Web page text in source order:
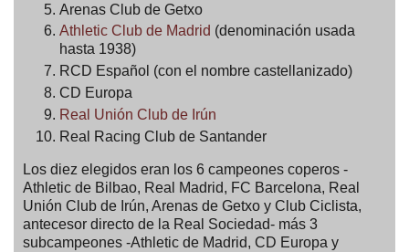
Arenas Club de Getxo
Athletic Club de Madrid (denominación usada
hasta 1938)
RCD Español (con el nombre castellanizado)
CD Europa
Real Unión Club de Irún
Real Racing Club de Santander
Los diez elegidos eran los 6 campeones coperos -
Athletic de Bilbao, Real Madrid, FC Barcelona, Real
Unión Club de Irún, Arenas de Getxo y Club Ciclista,
antecesor directo de la Real Sociedad- más 3
subcampeones -Athletic de Madrid, CD Europa y